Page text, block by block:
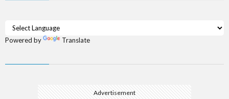
Powered by Translate
Advertisement